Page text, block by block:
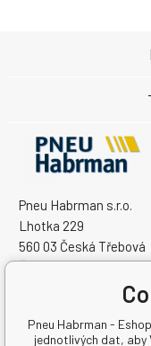
Pneu Habrman s.r.o.
Lhotka 229
560 03 Česká Třebová
Česká Republika
Pneu Habrman -
jednotlivých dat, aby